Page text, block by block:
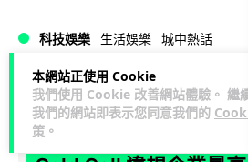
本網站正使用 Cookie
我們使用 Cookie 改善網站體驗。 繼
我們的網站即表示您同意我們的
策 。
科技娛樂 生活娛樂 城中熱話
Vin 2 日
法國 8 月 11 日出新例